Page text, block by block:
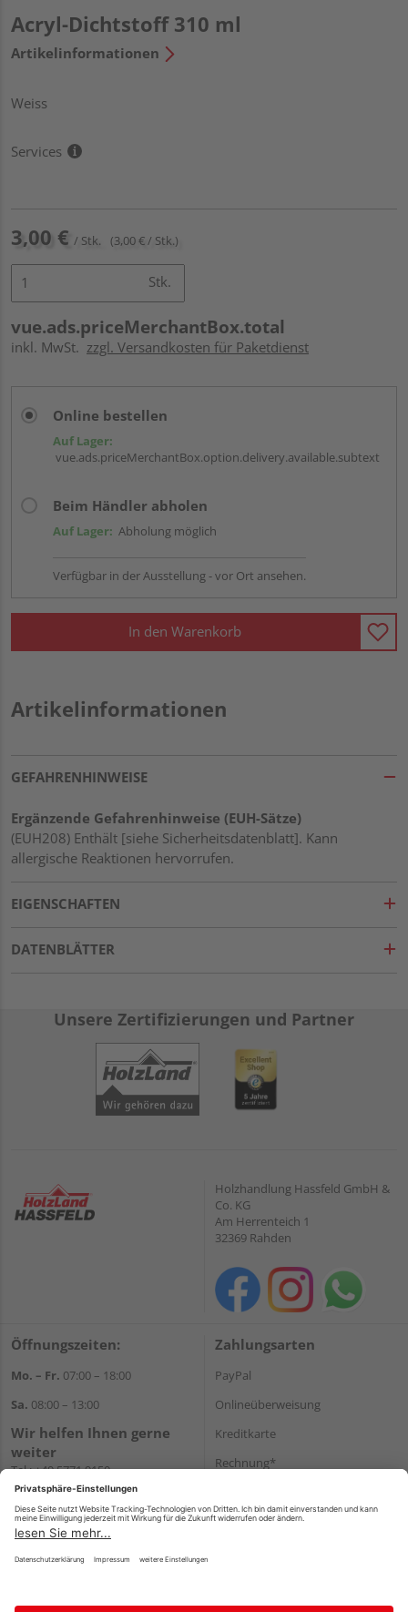
Acryl-Dichtstoff 310 ml
Artikelinformationen
Weiss
Services
3,00 € / Stk. (3,00 € / Stk.)
Stk.
vue.ads.priceMerchantBox.total
inkl. MwSt. zzgl. Versandkosten für Paketdienst
Online bestellen
Auf Lager:
vue.ads.priceMerchantBox.option.delivery.available.subtext
Beim Händler abholen
Auf Lager: Abholung möglich
Verfügbar in der Ausstellung - vor Ort ansehen.
In den Warenkorb
Artikelinformationen
GEFAHRENHINWEISE
Ergänzende Gefahrenhinweise (EUH-Sätze)
(EUH208) Enthält [siehe Sicherheitsdatenblatt]. Kann
allergische Reaktionen hervorrufen.
EIGENSCHAFTEN
DATENBLÄTTER
Unsere Zertifizierungen und Partner
Holzhandlung Hassfeld GmbH &
Co. KG
Am Herrenteich 1
32369 Rahden
Öffnungszeiten:
Mo. – Fr. 07:00 – 18:00
Sa. 08:00 – 13:00
Wir helfen Ihnen gerne
weiter
Tel.:+49 5771 9150
E-Mail:info@holz-hassfeld.de
WhatsApp
Zahlungsarten
PayPal
Onlineüberweisung
Kreditkarte
Rechnung*
Versand
Impressum AGB Widerruf Datenschutz